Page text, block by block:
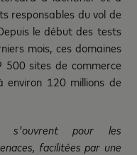
responsables du vol de
le début des tests
mois, ces domaines
sites de commerce
environ 120 millions de
s'ouvrent pour les
facilitées par une